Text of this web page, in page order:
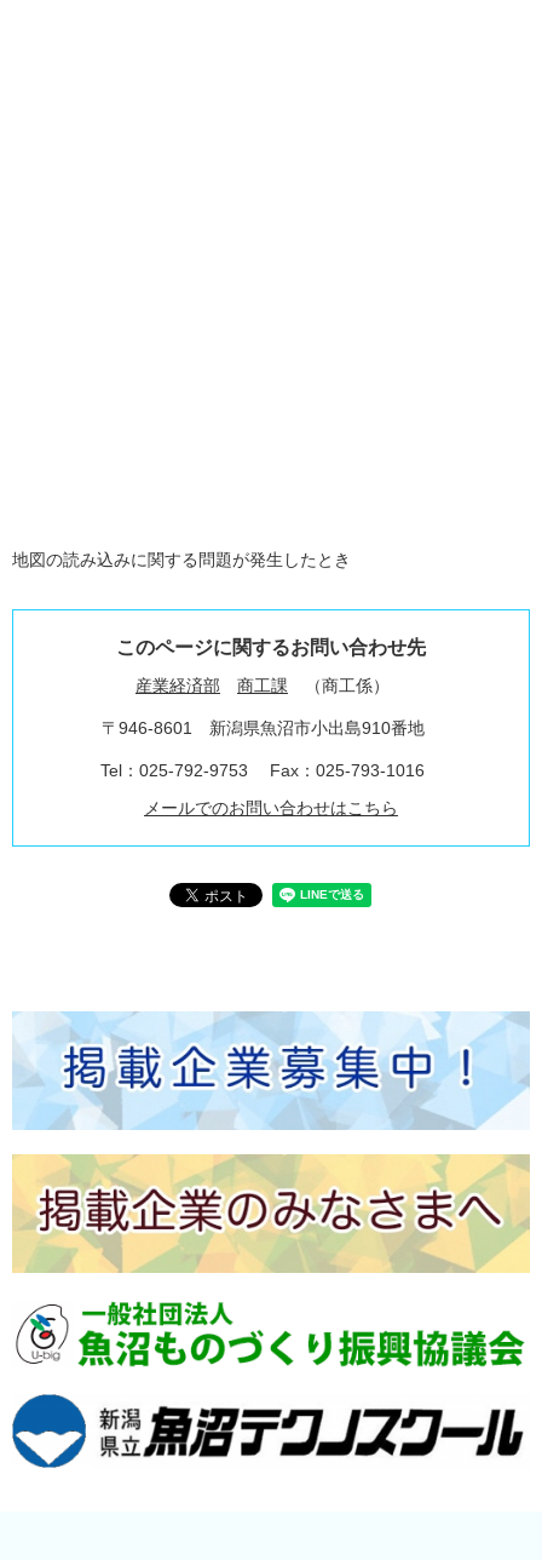
地図の読み込みに関する問題が発生したとき
このページに関するお問い合わせ先
産業経済部 商工課 商工係
〒946-8601 新潟県魚沼市小出島910番地
Tel：025-792-9753
Fax：025-793-1016
メールでのお問い合わせはこちら